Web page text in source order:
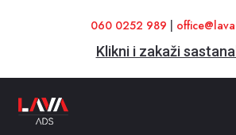
060 0252 989
Klikni i zakaži